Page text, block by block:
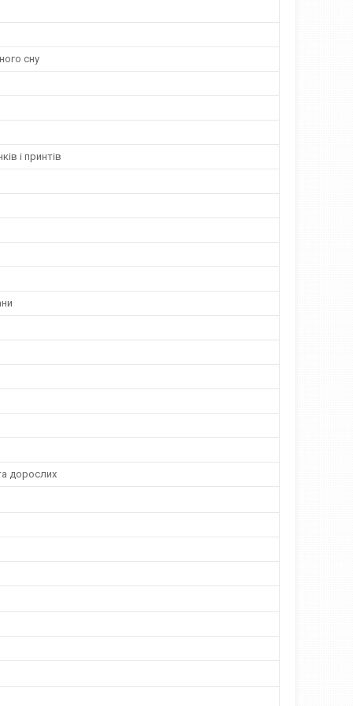
сну
і принтів
дорослих